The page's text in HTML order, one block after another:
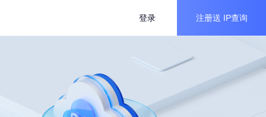
登录 注册送 IP查询